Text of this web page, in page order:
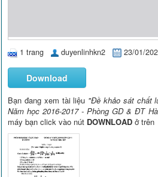
1 trang duyenlinhkn2 23/01/
Download
Bạn đang xem tài liệu "Đề khảo sát chất
Năm học 2016-2017 - Phòng GD & ĐT
máy bạn click vào nút DOWNLOAD ở trên